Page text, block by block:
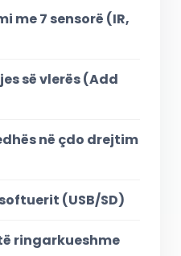
me 7 sensorë (IR,
së vlerës (Add
në çdo drejtim
(USB/SD)
ringarkueshme